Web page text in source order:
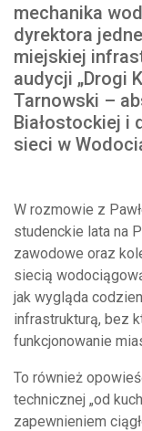
mechanika
dyrektora
miejskiej
audycji „Drogi
Tarnowski –
Białostockiej i
sieci w
W rozmowie z
studenckie lata na
zawodowe oraz
siecią
jak wygląda
infrastrukturą, bez
funkcjonowanie
To również
technicznej „od
zapewnieniem